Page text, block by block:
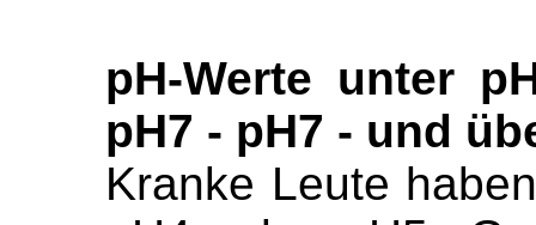
pH-Werte unter
pH7 - pH7 - und
Kranke Leute